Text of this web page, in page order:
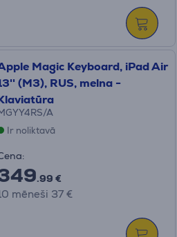
Magic Keyboard, iPad Air
(M3), RUS, melna -
A
Ir noliktavā
.99 €
mēneši 37 €